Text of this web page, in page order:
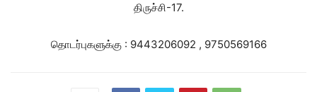
திருச்சி-17.
தொடர்புகளுக்கு : 9443206092 , 9750569166